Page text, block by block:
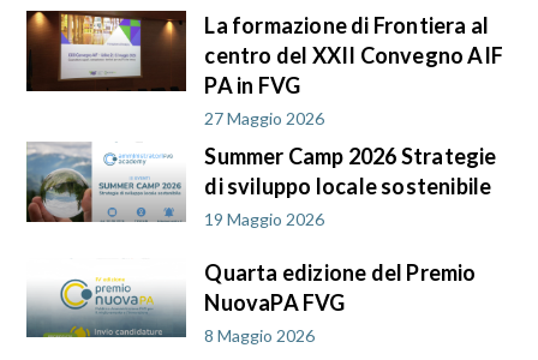
La formazione di Frontiera al
centro del XXII Convegno AIF
PA in FVG
27 Maggio 2026
Summer Camp 2026 Strategie
di sviluppo locale sostenibile
19 Maggio 2026
Quarta edizione del Premio
NuovaPA FVG
8 Maggio 2026